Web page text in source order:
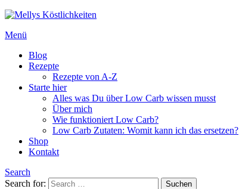
Menü
Blog
Rezepte
Rezepte von A-Z
Starte hier
Alles was Du über Low Carb wissen musst
Über mich
Wie funktioniert Low Carb?
Low Carb Zutaten: Womit kann ich das ersetzen?
Shop
Kontakt
Search
Search for:
Suchen